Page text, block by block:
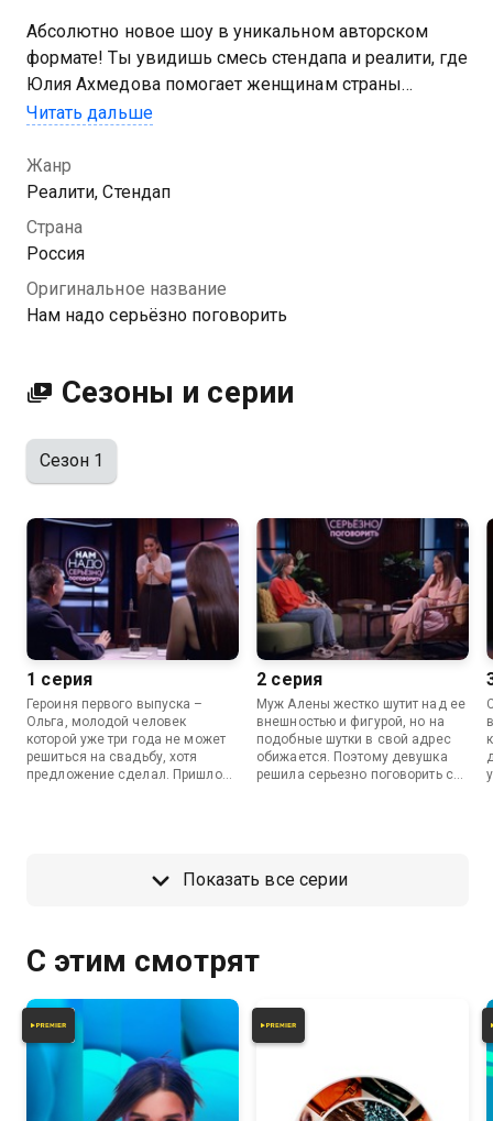
Абсолютно новое шоу в уникальном авторском
формате! Ты увидишь смесь стендапа и реалити, где
Юлия Ахмедова помогает женщинам страны
сделать так, чтобы мужчины их услышали… Он не
вместе? Или не уделяет внимания? Тогда пришло
время серьезно поговорить!
Посмотреть онлайн 1 сезон сериала Нам надо
бесплатно в хорошем HD качестве на Казахтелеком
Читать дальше
Жанр
Реалити, Стендап
Страна
Россия
Оригинальное название
Нам надо серьёзно поговорить
Сезоны и серии
Сезон 1
1 серия
Героиня первого выпуска –
Ольга, молодой человек
которой уже три года не может
решиться на свадьбу, хотя
предложение сделал. Пришло
2 серия
Муж Алены жестко шутит над ее
внешностью и фигурой, но на
подобные шутки в свой адрес
обижается. Поэтому девушка
решила серьезно поговорить с
Показать все серии
С этим смотрят